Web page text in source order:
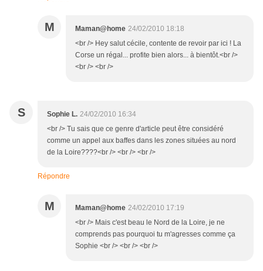
M Maman@home 24/02/2010 18:18
<br /> Hey salut cécile, contente de revoir par ici ! La
Corse un régal... profite bien alors... à bientôt.<br />
<br /> <br />
S Sophie L. 24/02/2010 16:34
<br /> Tu sais que ce genre d'article peut être considéré
comme un appel aux baffes dans les zones situées au nord
de la Loire????<br /> <br /> <br />
Répondre
M Maman@home 24/02/2010 17:19
<br /> Mais c'est beau le Nord de la Loire, je ne
comprends pas pourquoi tu m'agresses comme ça
Sophie <br /> <br /> <br />